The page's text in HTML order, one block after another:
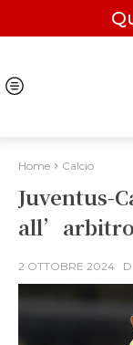
Home Calcio
Juventus-
2 OTTOBRE 2024 DI